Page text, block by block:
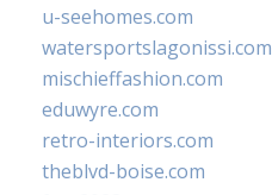
u-seehomes.com
watersportslagonissi.com
mischieffashion.com
eduwyre.com
retro-interiors.com
theblvd-boise.com